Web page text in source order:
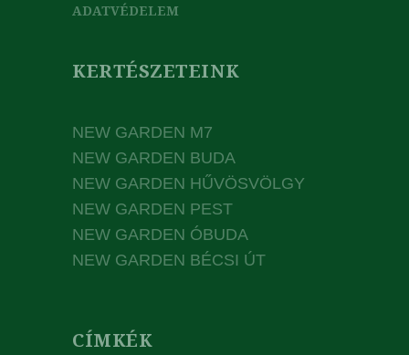
ADATVÉDELEM
KERTÉSZETEINK
NEW GARDEN M7
NEW GARDEN BUDA
NEW GARDEN HŰVÖSVÖLGY
NEW GARDEN PEST
NEW GARDEN ÓBUDA
NEW GARDEN BÉCSI ÚT
CÍMKÉK